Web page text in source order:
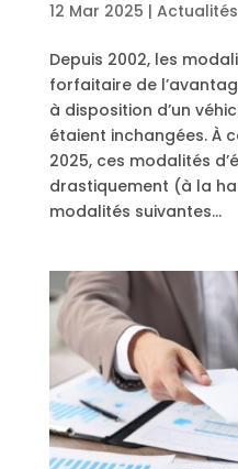
12 Mar 2025 | Actualités
Depuis 2002, les
forfaitaire de
à disposition d’un
étaient inchangées. À
2025, ces modalités
drastiquement (à la
modalités suivantes…